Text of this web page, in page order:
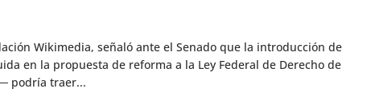
Wikimedia, señaló ante el Senado que la introducción de
en la propuesta de reforma a la Ley Federal de Derecho de
podría traer...